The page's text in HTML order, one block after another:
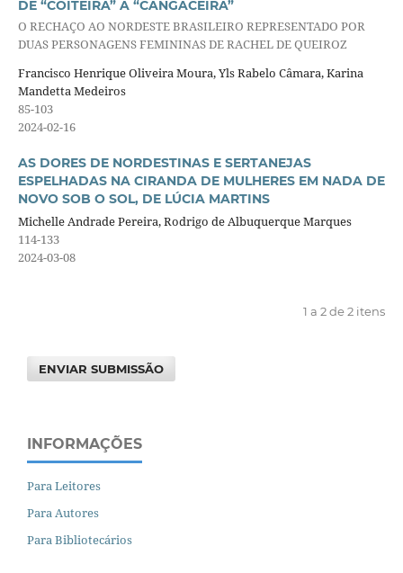
DE “COITEIRA” A “CANGACEIRA”
O RECHAÇO AO NORDESTE BRASILEIRO REPRESENTADO POR
DUAS PERSONAGENS FEMININAS DE RACHEL DE QUEIROZ
Francisco Henrique Oliveira Moura, Yls Rabelo Câmara, Karina
Mandetta Medeiros
85-103
2024-02-16
AS DORES DE NORDESTINAS E SERTANEJAS
ESPELHADAS NA CIRANDA DE MULHERES EM NADA DE
NOVO SOB O SOL, DE LÚCIA MARTINS
Michelle Andrade Pereira, Rodrigo de Albuquerque Marques
114-133
2024-03-08
1 a 2 de 2 itens
ENVIAR SUBMISSÃO
INFORMAÇÕES
Para Leitores
Para Autores
Para Bibliotecários